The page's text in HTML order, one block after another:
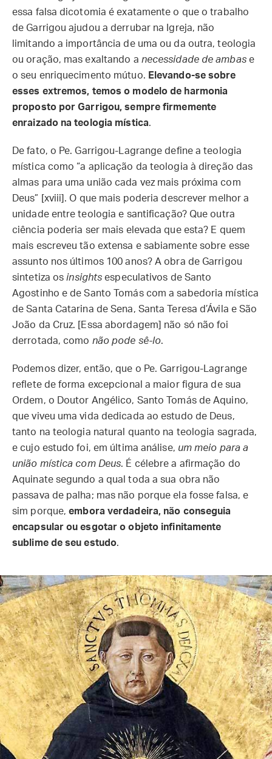
essa falsa dicotomia é exatamente o que o trabalho
de Garrigou ajudou a derrubar na Igreja, não
limitando a importância de uma ou da outra, teologia
ou oração, mas exaltando a necessidade de ambase
o seu enriquecimento mútuo. Elevando-se sobre
esses extremos, temos o modelo de harmonia
proposto por Garrigou, sempre firmemente
enraizado na teologia mística.
De fato, o Pe. Garrigou-Lagrange define a teologia
mística como “a aplicação da teologia à direção das
almas para uma união cada vez mais próxima com
Deus” [xviii]. O que mais poderia descrever melhor a
unidade entre teologia e santificação? Que outra
ciência poderia ser mais elevada que esta? E quem
mais escreveu tão extensa e sabiamente sobre esse
assunto nos últimos 100 anos? A obra de Garrigou
sintetiza osinsights especulativos de Santo
Agostinho e de Santo Tomás com a sabedoria mística
de Santa Catarina de Sena, Santa Teresa d’Ávila e São
João da Cruz. [Essa abordagem] não só não foi
derrotada, como não pode sê-lo.
Podemos dizer, então, que o Pe. Garrigou-Lagrange
reflete de forma excepcional a maior figura de sua
Ordem, o Doutor Angélico, Santo Tomás de Aquino,
que viveu uma vida dedicada ao estudo de Deus,
tanto na teologia natural quanto na teologia sagrada,
e cujo estudo foi, em última análise, um meio para a
união mística com Deus. É célebre a afirmação do
Aquinate segundo a qual toda a sua obra não
passava de palha; mas não porque ela fosse falsa, e
sim porque,embora verdadeira, não conseguia
encapsular ou esgotar o objeto infinitamente
sublime de seu estudo.